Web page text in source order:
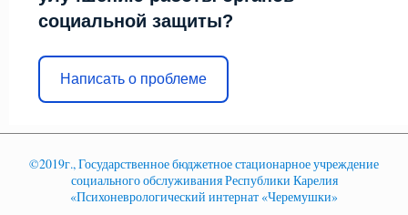
социальной защиты?
Написать о проблеме
©2019г., Государственное бюджетное стационарное учреждение
социального обслуживания Республики Карелия
«Психоневрологический интернат «Черемушки»